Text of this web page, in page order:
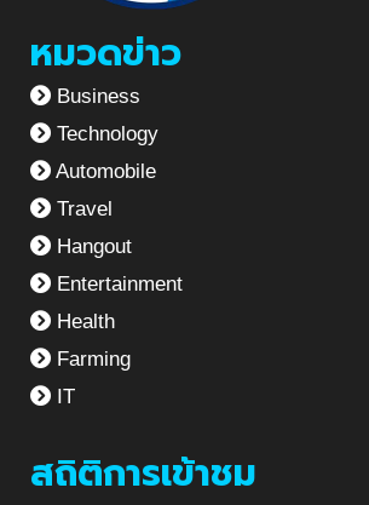
หมวดข่าว
Business
Technology
Automobile
Travel
Hangout
Entertainment
Health
Farming
IT
สถิติการเข้าชม